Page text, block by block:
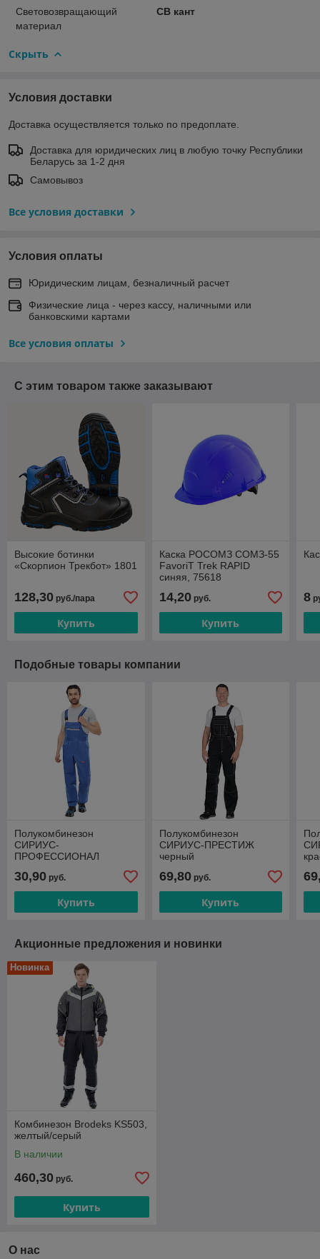
Световозвращающий
материал
СВ кант
Скрыть
Условия доставки
Доставка осуществляется только по предоплате.
Доставка для юридических лиц в любую точку Республики
Беларусь за 1-2 дня
Самовывоз
Все условия доставки
Условия оплаты
Юридическим лицам, безналичный расчет
Физические лица - через кассу, наличными или
банковскими картами
Все условия оплаты
С этим товаром также заказывают
Высокие ботинки
«Скорпион Трекбот» 1801
128,30 руб./пара
Купить
Каска РОСОМЗ СОМЗ-55
FavoriТ Trek RAPID
синяя, 75618
14,20руб.
Купить
8
Подобные товары компании
Полукомбинезон
СИРИУС-
ПРОФЕССИОНАЛ
30,90 руб.
Купить
Полукомбинезон
СИРИУС-ПРЕСТИЖ
черный
69,80руб.
Купить
Акционные предложения и новинки
Новинка
Комбинезон Brodeks KS503,
желтый/серый
В наличии
460,30 руб.
Купить
О нас